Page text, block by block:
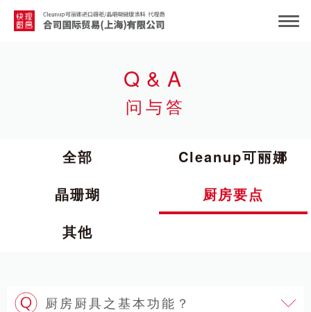
Q&A
问与答
全部
Cleanup可丽娜
晶珊瑚
厨房要点
其他
厨房厨具之基本功能？